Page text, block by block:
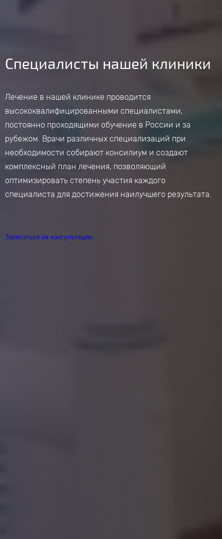
Специалисты нашей клиники
Лечение в нашей клинике проводится
высококвалифицированными специалистами,
постоянно проходящими обучение в России и за
рубежом. Врачи различных специализаций при
необходимости собирают консилиум и создают
комплексный план лечения, позволяющий
оптимизировать степень участия каждого
специалиста для достижения наилучшего результата.
Записаться на консультацию